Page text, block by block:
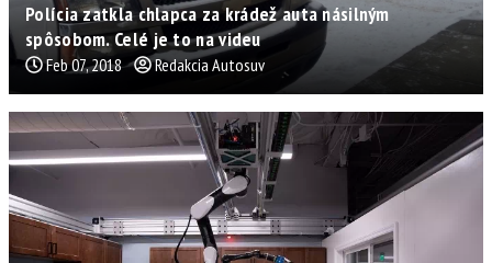
Polícia zatkla chlapca za krádež auta násilným
spôsobom. Celé je to na videu
Feb 07, 2018 Redakcia Autosuv